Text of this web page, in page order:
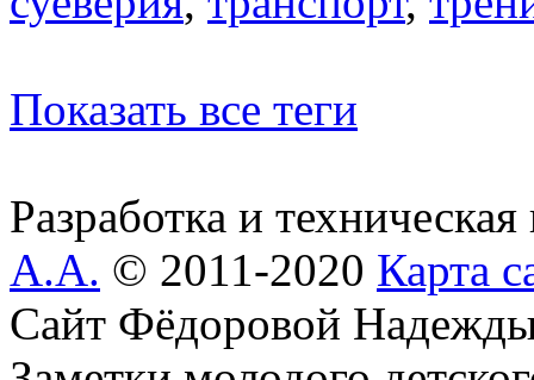
Показать все теги
Разработка и
А.А. © 2011-2020 Карта
Сайт Фёдоровой